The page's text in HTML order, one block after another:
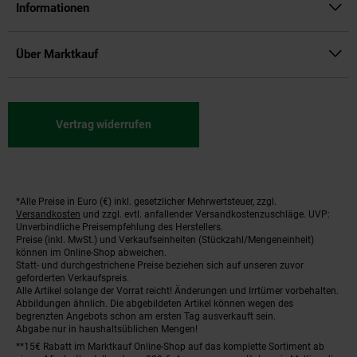
Informationen
Über Marktkauf
Vertrag widerrufen
Fußnoten
*Alle Preise in Euro (€) inkl. gesetzlicher Mehrwertsteuer, zzgl.
Versandkosten und zzgl. evtl. anfallender Versandkostenzuschläge. UVP:
Unverbindliche Preisempfehlung des Herstellers.
Preise (inkl. MwSt.) und Verkaufseinheiten (Stückzahl/Mengeneinheit)
können im Online-Shop abweichen.
Statt- und durchgestrichene Preise beziehen sich auf unseren zuvor
geforderten Verkaufspreis.
Alle Artikel solange der Vorrat reicht! Änderungen und Irrtümer vorbehalten.
Abbildungen ähnlich. Die abgebildeten Artikel können wegen des
begrenzten Angebots schon am ersten Tag ausverkauft sein.
Abgabe nur in haushaltsüblichen Mengen!
**15€ Rabatt im Marktkauf Online-Shop auf das komplette Sortiment ab